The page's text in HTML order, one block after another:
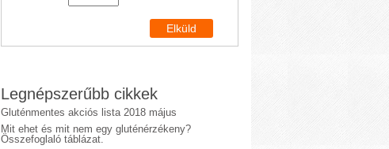
Legnépszerűbb cikkek
Gluténmentes akciós lista 2018 május
Mit ehet és mit nem egy gluténérzékeny?
Összefoglaló táblázat.